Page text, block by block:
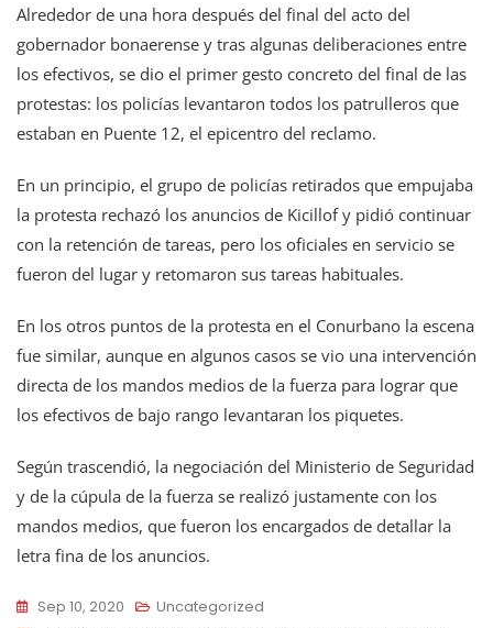
Alrededor de una hora después del final del acto del
gobernador bonaerense y tras algunas deliberaciones entre
los efectivos, se dio el primer gesto concreto del final de las
protestas: los policías levantaron todos los patrulleros que
estaban en Puente 12, el epicentro del reclamo.
En un principio, el grupo de policías retirados que empujaba
la protesta rechazó los anuncios de Kicillof y pidió continuar
con la retención de tareas, pero los oficiales en servicio se
fueron del lugar y retomaron sus tareas habituales.
En los otros puntos de la protesta en el Conurbano la escena
fue similar, aunque en algunos casos se vio una intervención
directa de los mandos medios de la fuerza para lograr que
los efectivos de bajo rango levantaran los piquetes.
Según trascendió, la negociación del Ministerio de Seguridad
y de la cúpula de la fuerza se realizó justamente con los
mandos medios, que fueron los encargados de detallar la
letra fina de los anuncios.
Sep 10, 2020
Uncategorized